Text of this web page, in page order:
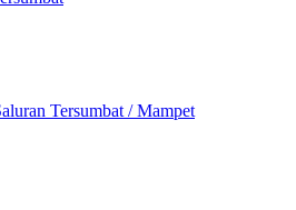
Tersumbat / Mampet